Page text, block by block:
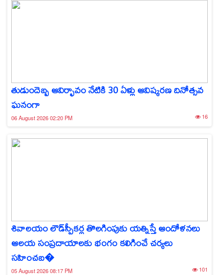
తుడుందెబ్బ ఆవిర్భావం నేటికి 30 ఏళ్లు ఆవిష్కరణ దినోత్సవ
ఘనంగా
06 August 2026 02:20 PM 16
శివాలయం లౌడ్‌స్పీకర్ల తొలగింపుకు యత్నిస్తే ఆందోళనలు
ఆలయ సంప్రదాయాలకు భంగం కలిగించే చర్యలు
సహించబ�
05 August 2026 08:17 PM 101